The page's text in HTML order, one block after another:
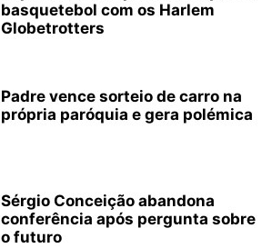
basquetebol com os Harlem
Globetrotters
Padre vence sorteio de carro na
própria paróquia e gera polémica
Sérgio Conceição abandona
conferência após pergunta sobre
o futuro